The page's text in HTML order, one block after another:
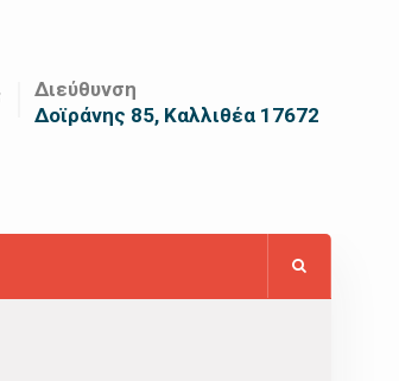
Διεύθυνση
Δοϊράνης 85, Καλλιθέα 17672